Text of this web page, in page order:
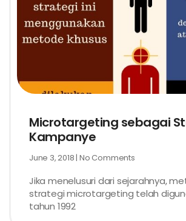
Microtargeting sebagai
Kampanye
June 3, 2018 No Comments
Jika menelusuri dari sejarahnya,
strategi microtargeting telah
tahun 1992